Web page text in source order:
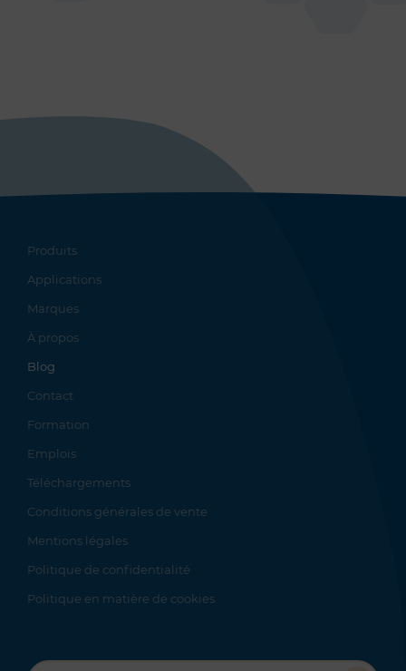
Produits
Applications
Marques
À propos
Blog
Contact
Formation
Emplois
Téléchargements
Conditions générales de vente
Mentions légales
Politique de confidentialité
Politique en matière de cookies